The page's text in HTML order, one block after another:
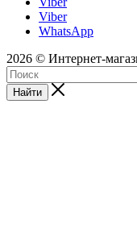
Viber
WhatsApp
2026 © Интернет-
Найти